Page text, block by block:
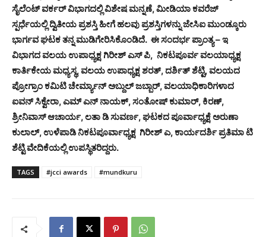
ಸೈಲೆಂಟ್ ವರ್ಕರ್ ವಿಭಾಗದಲ್ಲಿ ವಿಶೇಷ ಮನ್ನಣೆ, ಮೀಡಿಯಾ ಕವರೆಜ್
ಸ್ಪರ್ಧೆಯಲ್ಲಿ ದ್ವಿತೀಯ ಪ್ರಶಸ್ತಿ ಹೀಗೆ ಹಲವು ಪ್ರಶಸ್ತಿಗಳನ್ನು ಜೇಸಿಐ ಮುಂಡ್ಕೂರು
ಭಾರ್ಗವ ಘಟಕ ತನ್ನ ಮುಡಿಗೇರಿಸಿಕೊಂಡಿದೆ‌. ಈ ಸಂದರ್ಭ ಪ್ರಾಂತ್ಯ – ಇ
ವಿಭಾಗದ ವಲಯ ಉಪಾಧ್ಯಕ್ಷ ಗಿರೀಶ್ ಎಸ್ ಪಿ, ನಿಕಟಪೂರ್ವ ವಲಯಾಧ್ಯಕ್ಷ
ಕಾರ್ತಿಕೇಯ ಮಧ್ಯಸ್ಥ, ವಲಯ ಉಪಾಧ್ಯಕ್ಷ ಶರತ್, ದರ್ಶಿತ್ ಶೆಟ್ಟಿ, ವಲಯದ
ಪ್ರೋಗ್ರಾಂ ಕಮಿಟಿ ಚೇರ್ಮ್ಯಾನ್ ಅಬ್ದುಲ್ ಜಬ್ಬಾರ್, ವಲಯಾಧಿಕಾರಿಗಳಾದ
ಐವನ್ ಸಿಕ್ವೇರಾ, ಎಮ್ ಎನ್ ನಾಯಕ್, ಸಂತೋಷ್ ಕುಮಾರ್, ಕಿರಣ್,
ಶ್ರೀನಿವಾಸ್ ಆಚಾರ್ಯ, ಲತಾ ಡಿ ಸುವರ್ಣ, ಘಟಕದ ಪೂರ್ವಾಧ್ಯಕ್ಷೆ ಅರುಣಾ
ಕುಲಾಲ್, ಉಳೆಪಾಡಿ ನಿಕಟಪೂರ್ವಾಧ್ಯಕ್ಷ ಗಿರೀಶ್ ಎ, ಕಾರ್ಯದರ್ಶಿ ಪ್ರತಿಮಾ ಟಿ
ಶೆಟ್ಟಿ ವೇದಿಕೆಯಲ್ಲಿ ಉಪಸ್ಥಿತರಿದ್ದರು.
TAGS #jcci awards #mundkuru